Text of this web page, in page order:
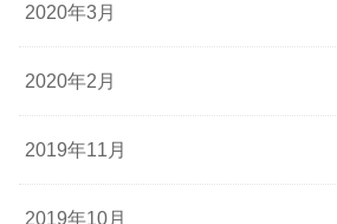
2020年3月
2020年2月
2019年11月
2019年10月